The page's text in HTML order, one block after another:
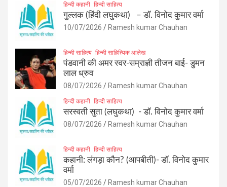
हिन्दी कहानी हिन्दी साहित्य
गुल्लक (हिंदी लघुकथा) – डॉ. विनोद कुमार वर्मा
10/07/2026 Ramesh kumar Chauhan
हिन्दी साहित्य हिन्दी साहित्यिक आलेख
पंडवानी की अमर स्वर-सम्राज्ञी तीजन बाई- डुमन
लाल ध्रुव
08/07/2026 Ramesh kumar Chauhan
हिन्दी कहानी हिन्दी साहित्य
सरस्वती सुता (लघुकथा) ​- डॉ. विनोद कुमार वर्मा
08/07/2026 Ramesh kumar Chauhan
हिन्दी कहानी हिन्दी साहित्य
कहानी: लंगड़ा कौन? (आपबीती)​- डॉ. विनोद कुमार
वर्मा
05/07/2026 Ramesh kumar Chauhan